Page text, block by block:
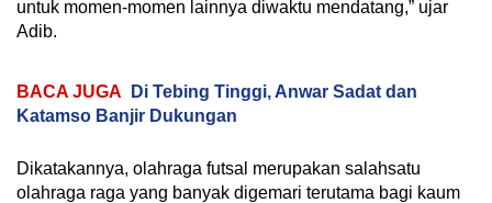
untuk momen-momen lainnya diwaktu mendatang,” ujar
Adib.
BACA JUGA
Di Tebing Tinggi, Anwar Sadat dan
Katamso Banjir Dukungan
Dikatakannya, olahraga futsal merupakan salahsatu
olahraga raga yang banyak digemari terutama bagi kaum